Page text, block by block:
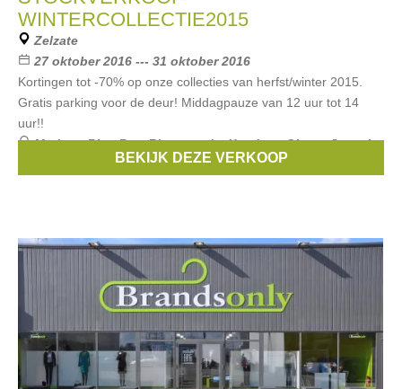
WINTERCOLLECTIE2015
Zelzate
27 oktober 2016 --- 31 oktober 2016
Kortingen tot -70% op onze collecties van herfst/winter 2015.
Gratis parking voor de deur! Middagpauze van 12 uur tot 14
uur!!
Merken:Blue Bay,Riverwoods,Xandres,Gigue,Joseph
BEKIJK DEZE VERKOOP